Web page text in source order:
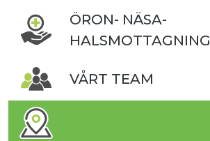
ÖRON- NÄSA-
HALSMOTTAGNING
VÅRT TEAM